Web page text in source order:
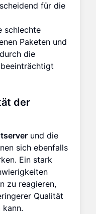
für die
schlechte
Paketen und
die
beeinträchtigt
der
und die
sich ebenfalls
Ein stark
zu reagieren,
Qualität
kann.